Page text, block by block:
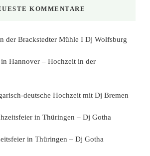
KOMMENTARE
der Brackstedter Mühle I Dj Wolfsburg
Hannover – Hochzeit in der
deutsche Hochzeit mit Dj Bremen
in Thüringen – Dj Gotha
in Thüringen – Dj Gotha